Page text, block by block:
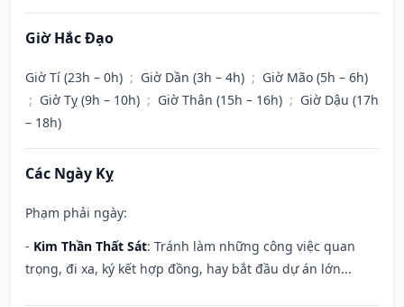
Giờ Hắc Đạo
Giờ Tí (23h – 0h) ; Giờ Dần (3h – 4h) ; Giờ Mão (5h – 6h)
; Giờ Tỵ (9h – 10h) ; Giờ Thân (15h – 16h) ; Giờ Dậu (17h
– 18h)
Các Ngày Kỵ
Phạm phải ngày:
- Kim Thần Thất Sát: Tránh làm những công việc quan
trọng, đi xa, ký kết hợp đồng, hay bắt đầu dự án lớn...